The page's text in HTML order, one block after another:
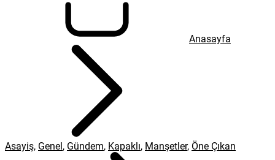
Anasayfa
Asayiş, Genel, Gündem, Kapaklı, Manşetler, Öne Çıkan